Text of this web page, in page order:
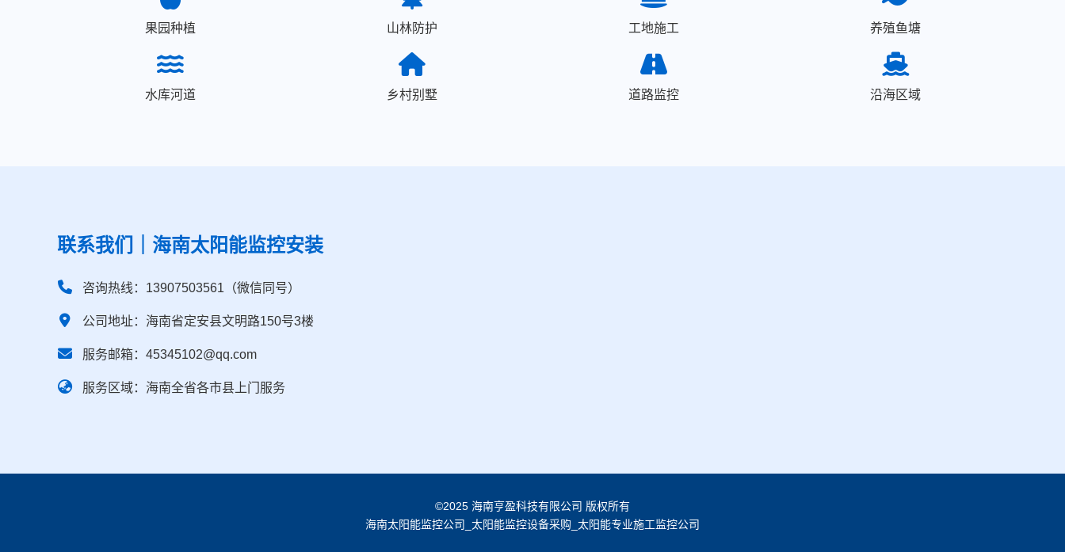
果园种植 山林防护 工地施工 养殖鱼塘
水库河道 乡村别墅 道路监控 沿海区域
联系我们｜海南太阳能监控安装
咨询热线：13907503561（微信同号）
公司地址：海南省定安县文明路150号3楼
服务邮箱：45345102@qq.com
服务区域：海南全省各市县上门服务
©2025 海南亨盈科技有限公司 版权所有
海南太阳能监控公司_太阳能监控设备采购_太阳能专业施工监控公司